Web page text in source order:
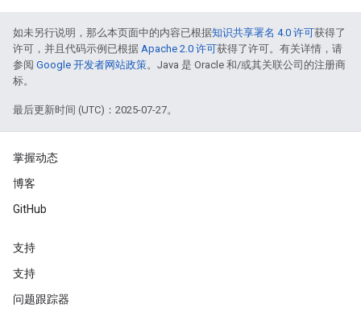
如未另行说明，那么本页面中的内容已根据知识共享署名 4.0 许可获得了
许可，并且代码示例已根据 Apache 2.0 许可获得了许可。有关详情，请
参阅 Google 开发者网站政策。Java 是 Oracle 和/或其关联公司的注册商
标。
最后更新时间 (UTC)：2025-07-27。
掌握动态
博客
GitHub
支持
支持
问题跟踪器